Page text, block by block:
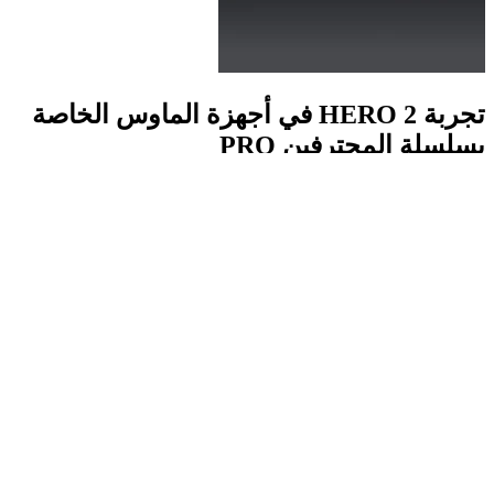
تجربة HERO 2 في أجهزة الماوس الخاصة
بسلسلة المحترفين PRO